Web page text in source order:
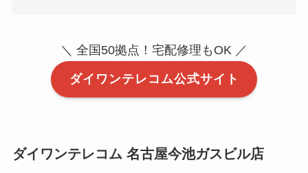
＼ 全国50拠点！宅配修理もOK ／
ダイワンテレコム公式サイト
ダイワンテレコム 名古屋今池ガスビル店